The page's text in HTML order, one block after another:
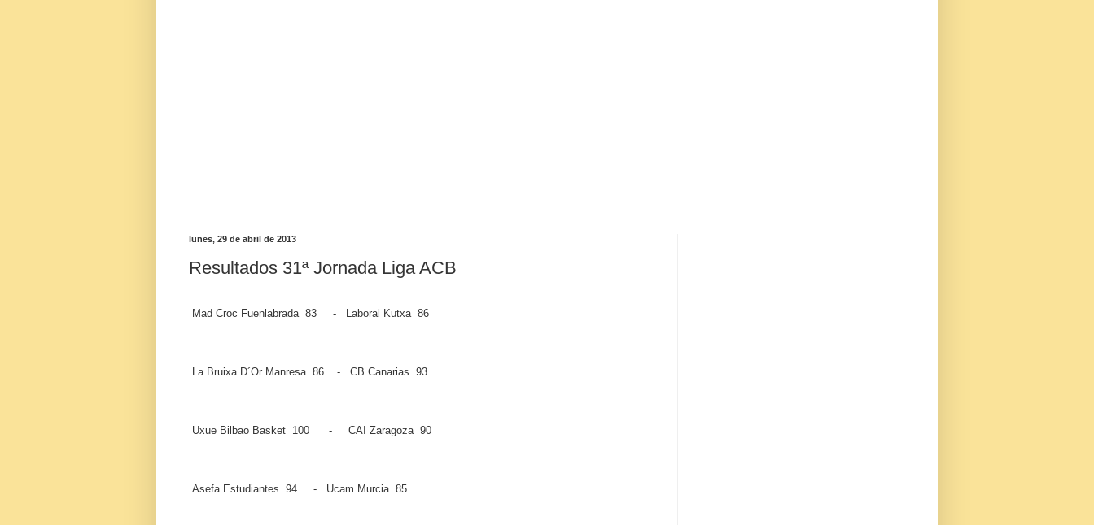
lunes, 29 de abril de 2013
Resultados 31ª Jornada Liga ACB
Mad Croc Fuenlabrada 83 - Laboral Kutxa 86
La Bruixa D´Or Manresa 86 - CB Canarias 93
Uxue Bilbao Basket 100 - CAI Zaragoza 90
Asefa Estudiantes 94 - Ucam Murcia 85